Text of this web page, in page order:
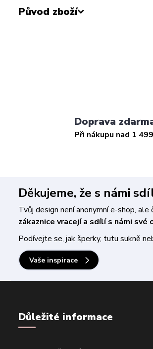
Původ zboží
Doprava
Při nákupu nad 1
Děkujeme, že s námi
Tvůj design není anonymní e-shop,
zákaznice vracejí a sdílí s námi
Podívejte se, jak šperky, tutu sukně
Vaše inspirace
Důležité informace